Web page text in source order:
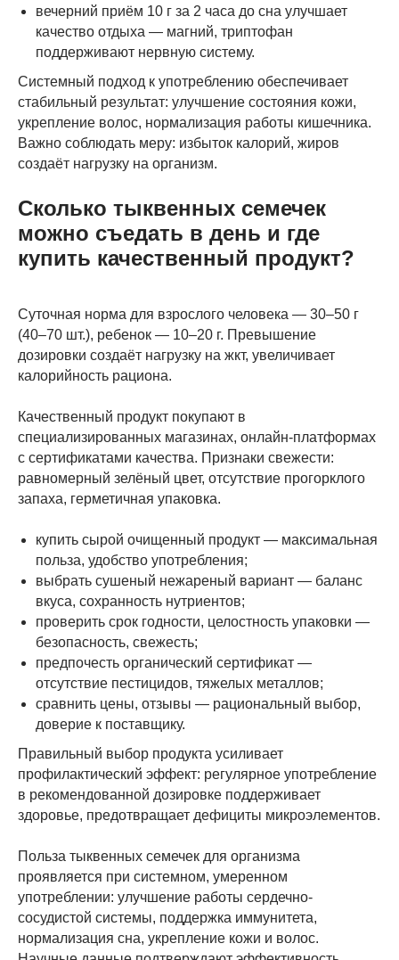
вечерний приём 10 г за 2 часа до сна улучшает
качество отдыха — магний, триптофан
поддерживают нервную систему.
Системный подход к употреблению обеспечивает
стабильный результат: улучшение состояния кожи,
укрепление волос, нормализация работы кишечника.
Важно соблюдать меру: избыток калорий, жиров
создаёт нагрузку на организм.
Сколько тыквенных семечек
можно съедать в день и где
купить качественный продукт?
Суточная норма для взрослого человека — 30–50 г
(40–70 шт.), ребенок — 10–20 г. Превышение
дозировки создаёт нагрузку на жкт, увеличивает
калорийность рациона.
Качественный продукт покупают в
специализированных магазинах, онлайн-платформах
с сертификатами качества. Признаки свежести:
равномерный зелёный цвет, отсутствие прогорклого
запаха, герметичная упаковка.
купить сырой очищенный продукт — максимальная
польза, удобство употребления;
выбрать сушеный нежареный вариант — баланс
вкуса, сохранность нутриентов;
проверить срок годности, целостность упаковки —
безопасность, свежесть;
предпочесть органический сертификат —
отсутствие пестицидов, тяжелых металлов;
сравнить цены, отзывы — рациональный выбор,
доверие к поставщику.
Правильный выбор продукта усиливает
профилактический эффект: регулярное употребление
в рекомендованной дозировке поддерживает
здоровье, предотвращает дефициты микроэлементов.
Польза тыквенных семечек для организма
проявляется при системном, умеренном
употреблении: улучшение работы сердечно-
сосудистой системы, поддержка иммунитета,
нормализация сна, укрепление кожи и волос.